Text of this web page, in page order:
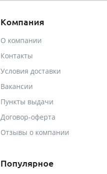
Компания
О компании
Контакты
Условия доставки
Вакансии
Пункты выдачи
Договор-оферта
Отзывы о компании
Популярное